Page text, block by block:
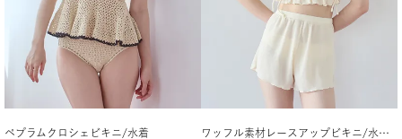
ペプラムクロシェビキニ/水着
ワッフル素材レースアップビキニ/水着セット